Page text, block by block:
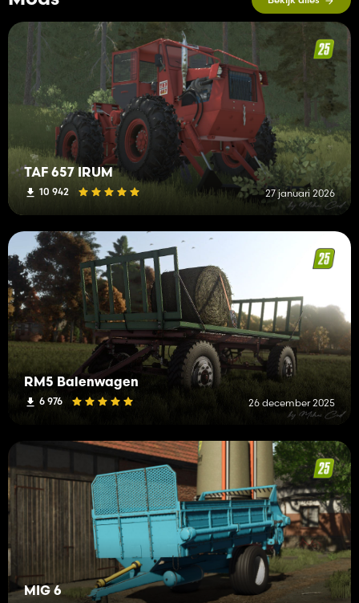
TAF 657 IRUM
10 942 27 januari 2026
RM5 Balenwagen
6 976 26 december 2025
MIG 6